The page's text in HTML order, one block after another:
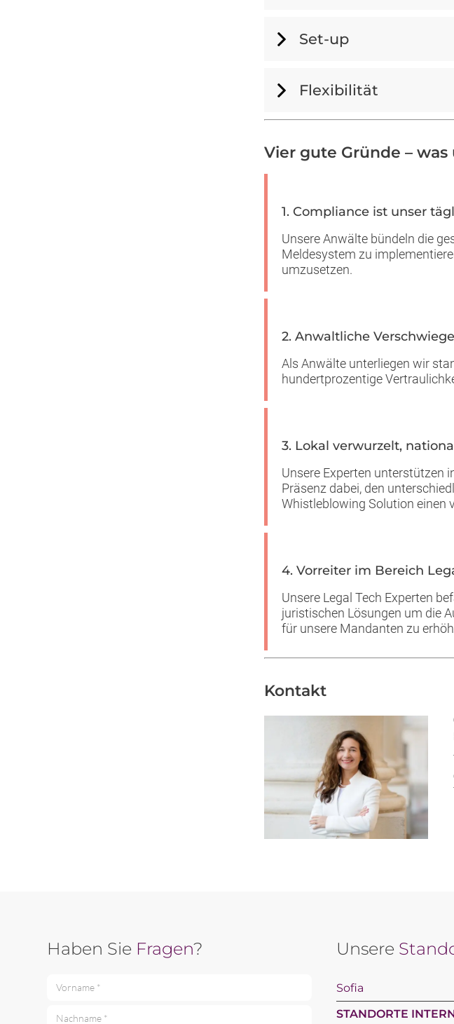
Set-up
Flexibilität
Vier gute Gründe –
1. Compliance ist unser
Unsere Anwälte bündeln die
Meldesystem zu
umzusetzen.
2. Anwaltliche
Als Anwälte unterliegen wir
hundertprozentige
3. Lokal verwurzelt,
Unsere Experten unterstützen
Präsenz dabei, den
Whistleblowing Solution einen
4. Vorreiter im Bereich
Unsere Legal Tech Experten
juristischen Lösungen um die
für unsere Mandanten zu
Kontakt
Haben Sie Fragen?
Vorname *
Unsere
Sofia
STANDORTE